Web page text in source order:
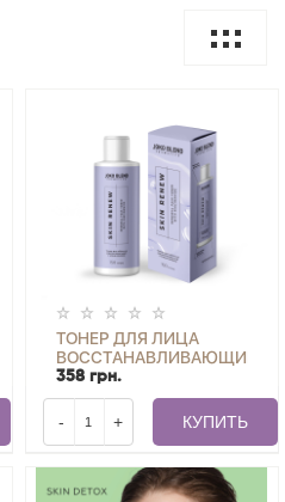
ТОНЕР ДЛЯ ЛИЦА
ВОССТАНАВЛИВАЮЩИЙ
С НИАЦИНАМИДОМ
SKIN RENEW JOKO
BLEND 150 МЛ
358 грн.
- + КУПИТЬ